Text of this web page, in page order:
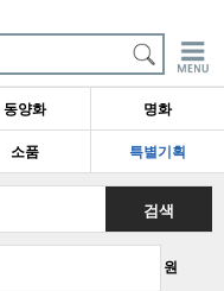
동양화 명화
소품 특별기획
원
검색